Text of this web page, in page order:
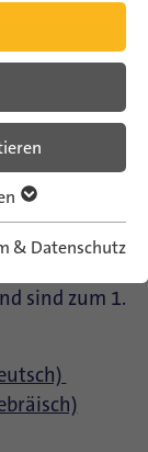
& Datenschutz
sind zum 1.